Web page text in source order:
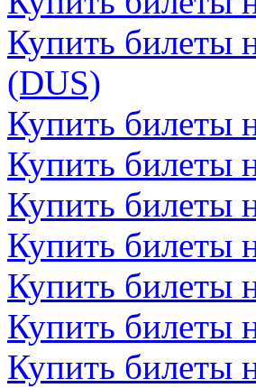
Купить билеты
(DUS)
Купить билеты
Купить билеты
Купить билеты
Купить билеты
Купить билеты
Купить билеты
Купить билеты